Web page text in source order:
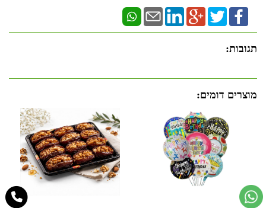
תגובות:
מוצרים דומים: